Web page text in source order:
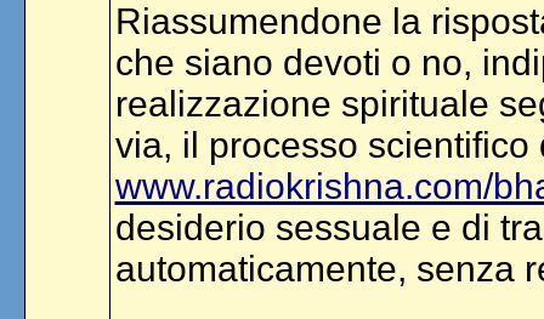
Riassumendone la
che siano devoti o no,
realizzazione spirituale
via, il processo
www.radiokrishna.com/
desiderio sessuale e di
automaticamente, senza